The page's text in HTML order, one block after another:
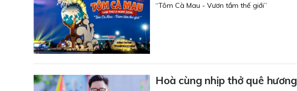
“Tôm Cà Mau - Vươn tầm thế giới”
Hoà cùng nhịp thở quê hương